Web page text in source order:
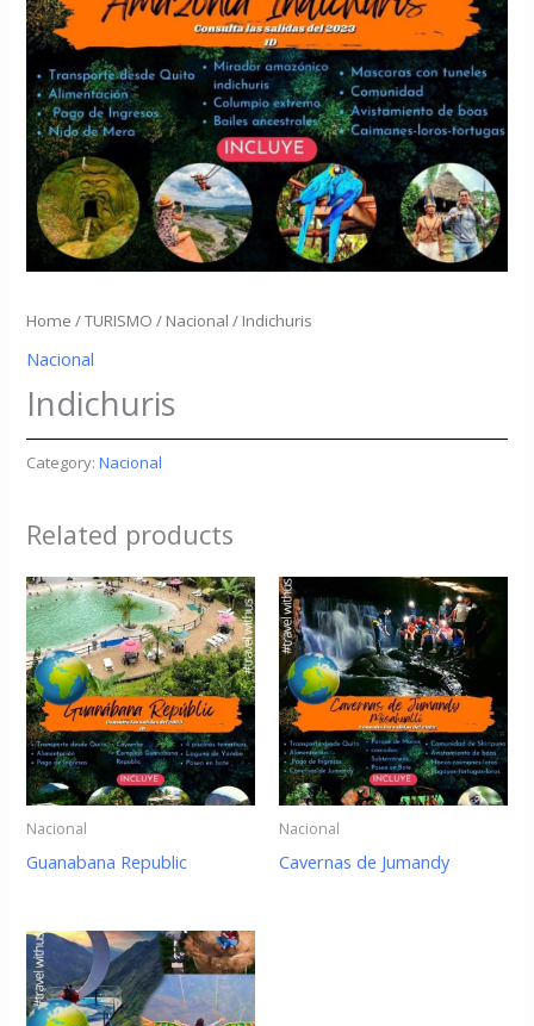
Home /TURISMO / Nacional / Indichuris
Nacional
Indichuris
Category:Nacional
Related products
Nacional
Guanabana Republic
Nacional
Cavernas de Jumandy